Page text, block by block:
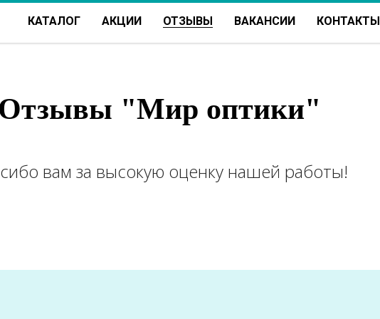
КАТАЛОГ АКЦИИ ОТЗЫВЫ ВАКАНСИИ КОНТАКТЫ
"Мир оптики"
вам за высокую оценку нашей работы!